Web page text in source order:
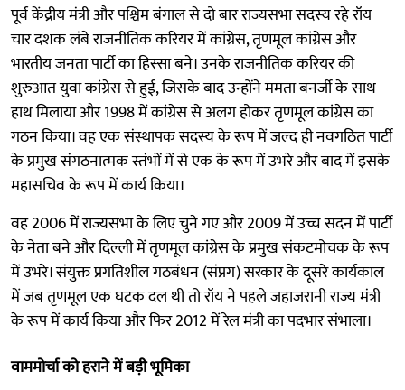
पूर्व केंद्रीय मंत्री और पश्चिम बंगाल से दो बार राज्यसभा सदस्य रहे रॉय
चार दशक लंबे राजनीतिक करियर में कांग्रेस, तृणमूल कांग्रेस और
भारतीय जनता पार्टी का हिस्सा बने। उनके राजनीतिक करियर की
शुरुआत युवा कांग्रेस से हुई, जिसके बाद उन्होंने ममता बनर्जी के साथ
हाथ मिलाया और 1998 में कांग्रेस से अलग होकर तृणमूल कांग्रेस का
गठन किया। वह एक संस्थापक सदस्य के रूप में जल्द ही नवगठित पार्टी
के प्रमुख संगठनात्मक स्तंभों में से एक के रूप में उभरे और बाद में इसके
महासचिव के रूप में कार्य किया।
वह 2006 में राज्यसभा के लिए चुने गए और 2009 में उच्च सदन में पार्टी
के नेता बने और दिल्ली में तृणमूल कांग्रेस के प्रमुख संकटमोचक के रूप
में उभरे। संयुक्त प्रगतिशील गठबंधन (संप्रग) सरकार के दूसरे कार्यकाल
में जब तृणमूल एक घटक दल थी तो रॉय ने पहले जहाजरानी राज्य मंत्री
के रूप में कार्य किया और फिर 2012 में रेल मंत्री का पदभार संभाला।
वाममोर्चा को हराने में बड़ी भूमिका